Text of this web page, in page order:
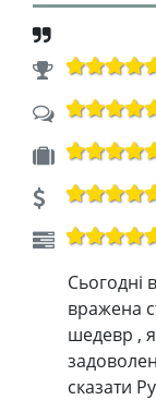
Сьогодні
вражена
шедевр ,
сказати